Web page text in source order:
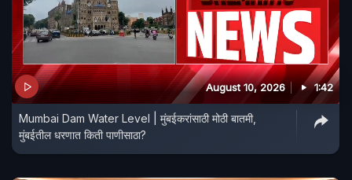
August 10, 2026 1:42
Mumbai Dam Water Level | मुंबईकरांसाठी मोठी बातमी,
मुंबईतील धरणात किती पाणीसाठा?